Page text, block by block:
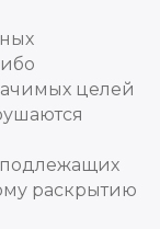
целей
подлежащих
раскрытию